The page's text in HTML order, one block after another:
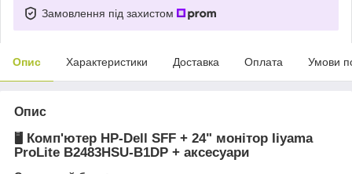
Замовлення під захистом
Опис Характеристики Доставка Оплата Умови
Опис
🖥 Комп'ютер HP-Dell SFF + 24" монітор Iiyama
ProLite B2483HSU-B1DP + аксесуари